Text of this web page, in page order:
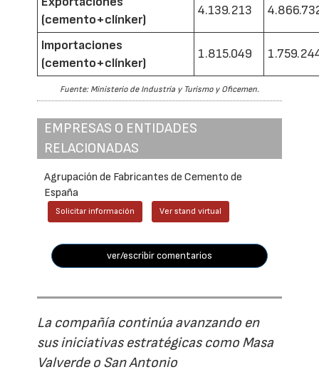
(cemento+clínker)
4.139.213
Importaciones
(cemento+clínker)
1.815.049
Fuente: Ministerio de Industria y Turismo y Oficemen.
EMPRESAS O ENTIDADES
RELACIONADAS
Agrupación de Fabricantes de Cemento de
España
Solicitar información Ver stand virtual
ver/escribir comentarios
La compañía continúa avanzando en
sus iniciativas estratégicas como Masa
Valverde o San Antonio